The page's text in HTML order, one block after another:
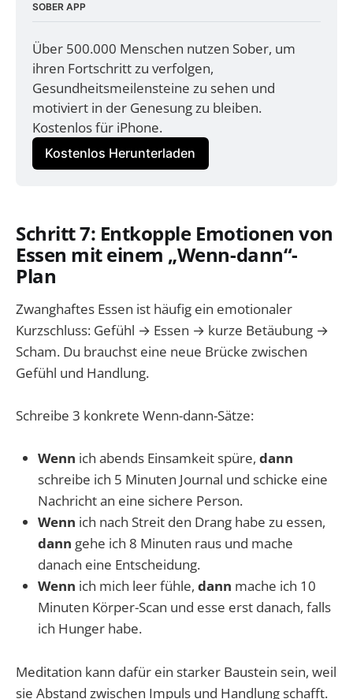
SOBER APP
Über 500.000 Menschen nutzen Sober, um
ihren Fortschritt zu verfolgen,
Gesundheitsmeilensteine zu sehen und
motiviert in der Genesung zu bleiben.
Kostenlos für iPhone.
Kostenlos Herunterladen
Schritt 7: Entkopple Emotionen von
Essen mit einem „Wenn-dann“-
Plan
Zwanghaftes Essen ist häufig ein emotionaler
Kurzschluss: Gefühl → Essen → kurze Betäubung →
Scham. Du brauchst eine neue Brücke zwischen
Gefühl und Handlung.
Schreibe 3 konkrete Wenn-dann-Sätze:
Wenn ich abends Einsamkeit spüre, dann
schreibe ich 5 Minuten Journal und schicke eine
Nachricht an eine sichere Person.
Wenn ich nach Streit den Drang habe zu essen,
dann gehe ich 8 Minuten raus und mache
danach eine Entscheidung.
Wenn ich mich leer fühle, dann mache ich 10
Minuten Körper-Scan und esse erst danach, falls
ich Hunger habe.
Meditation kann dafür ein starker Baustein sein, weil
sie Abstand zwischen Impuls und Handlung schafft.